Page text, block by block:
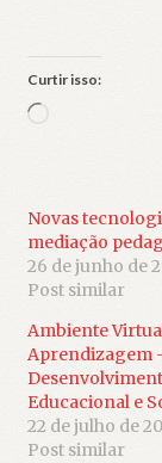
Curtir isso:
Novas
mediação
26 de junho de
Post similar
Ambiente
Aprendizagem
Educacional e
22 de julho de
Post similar